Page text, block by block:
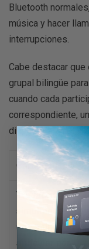
Bluetooth
música y hacer
interrupciones.
Cabe destacar
grupal bilingüe
cuando cada
correspondiente,
disponible en el W4.
Característica
Traducción
simultánea
uno a uno (un
auricular por